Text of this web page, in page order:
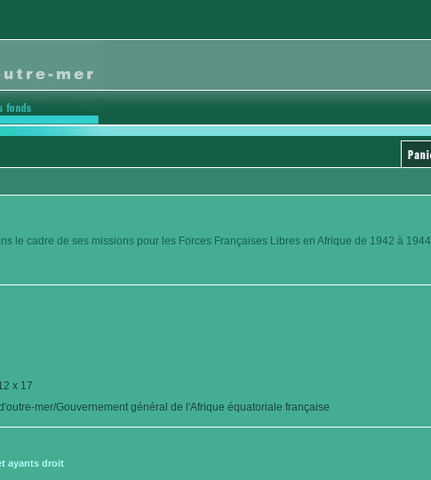
le cadre de ses missions pour les Forces Françaises Libres en Afrique de 1942 à 1944.
x 17
mer/Gouvernement général de l'Afrique équatoriale française
ayants droit